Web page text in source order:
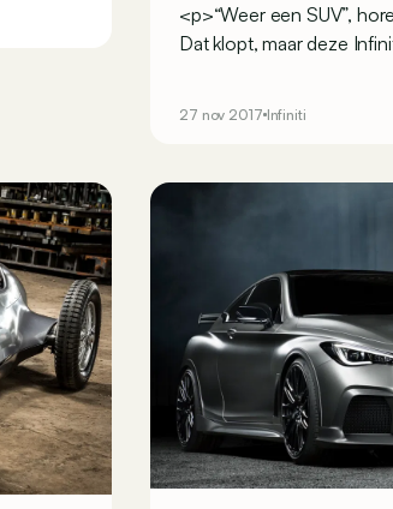
<p>“Weer een SUV”,
Dat klopt, maar deze
27 nov 2017 Infiniti